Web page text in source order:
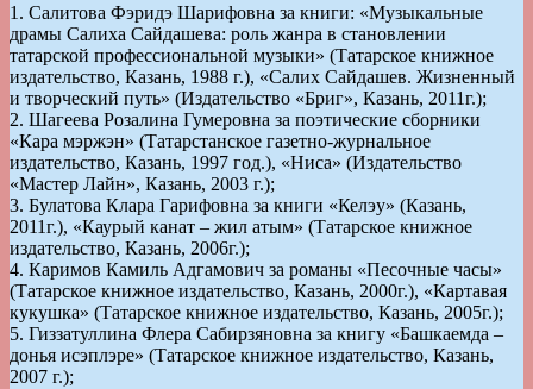
1. Салитова Фэридэ Шарифовна за книги: «Музыкальные
драмы Салиха Сайдашева: роль жанра в становлении
татарской профессиональной музыки» (Татарское книжное
издательство, Казань, 1988 г.), «Салих Сайдашев. Жизненный
и творческий путь» (Издательство «Бриг», Казань, 2011г.);
2. Шагеева Розалина Гумеровна за поэтические сборники
«Кара мэржэн» (Татарстанское газетно-журнальное
издательство, Казань, 1997 год.), «Ниса» (Издательство
«Мастер Лайн», Казань, 2003 г.);
3. Булатова Клара Гарифовна за книги «Келэу» (Казань,
2011г.), «Каурый канат – жил атым» (Татарское книжное
издательство, Казань, 2006г.);
4. Каримов Камиль Адгамович за романы «Песочные часы»
(Татарское книжное издательство, Казань, 2000г.), «Картавая
кукушка» (Татарское книжное издательство, Казань, 2005г.);
5. Гиззатуллина Флера Сабирзяновна за книгу «Башкаемда –
донья исэплэре» (Татарское книжное издательство, Казань,
2007 г.);